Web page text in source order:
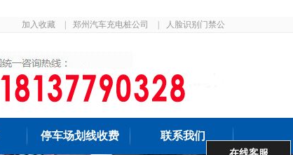
加入收藏 郑州汽车充电桩公司
人脸识别门禁公
停车场划线收费 联系我们